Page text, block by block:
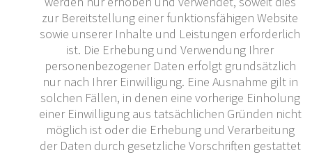
zur Bereitstellung einer funktionsfähigen Website
sowie unserer Inhalte und Leistungen erforderlich
ist. Die Erhebung und Verwendung Ihrer
personenbezogener Daten erfolgt grundsätzlich
nur nach Ihrer Einwilligung. Eine Ausnahme gilt in
solchen Fällen, in denen eine vorherige Einholung
einer Einwilligung aus tatsächlichen Gründen nicht
möglich ist oder die Erhebung und Verarbeitung
der Daten durch gesetzliche Vorschriften gestattet